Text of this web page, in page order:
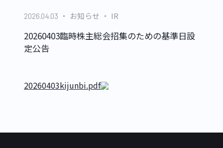
GLS
2026.04.03 お知らせ IR
20260403臨時株主総会招集のための基準日設
定公告
20260403kijunbi.pdf